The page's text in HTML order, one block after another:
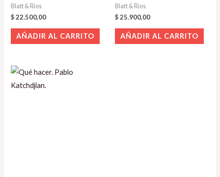
Blatt & Rios
$22.500,00
AÑADIR AL CARRITO
Blatt & Rios
$25.900,00
AÑADIR AL CARRITO